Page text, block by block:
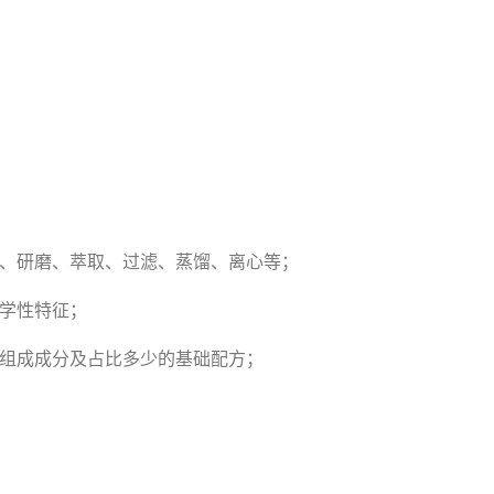
磨、萃取、过滤、蒸馏、离心等；
性特征；
成分及占比多少的基础配方；